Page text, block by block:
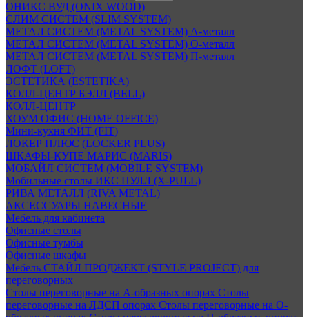
ОНИКС ВУД (ONIX WOOD)
СЛИМ СИСТЕМ (SLIM SYSTEM)
МЕТАЛ СИСТЕМ (METAL SYSTEM) А-металл
МЕТАЛ СИСТЕМ (METAL SYSTEM) О-металл
МЕТАЛ СИСТЕМ (METAL SYSTEM) П-металл
ЛОФТ (LOFT)
ЭСТЕТИКА (ESTETIKA)
КОЛЛ-ЦЕНТР БЭЛЛ (BELL)
КОЛЛ-ЦЕНТР
ХОУМ ОФИС (HOME OFFICE)
Мини-кухня ФИТ (FIT)
ЛОКЕР ПЛЮС (LOCKER PLUS)
ШКАФЫ-КУПЕ МАРИС (MARIS)
МОБАЙЛ СИСТЕМ (MOBILE SYSTEM)
Мобильные столы ИКС ПУЛЛ (X-PULL)
РИВА МЕТАЛЛ (RIVA METAL)
АКСЕССУАРЫ НАВЕСНЫЕ
Мебель для кабинета
Офисные столы
Офисные тумбы
Офисные шкафы
Мебель СТАЙЛ ПРОДЖЕКТ (STYLE PROJECT) для
переговорных
Столы переговорные на А-образных опорах Столы
переговорные на ЛДСП опорах Столы переговорные на О-